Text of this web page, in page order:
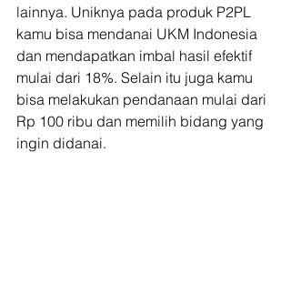
lainnya. Uniknya pada produk P2PL
kamu bisa mendanai UKM Indonesia
dan mendapatkan imbal hasil efektif
mulai dari 18%. Selain itu juga kamu
bisa melakukan pendanaan mulai dari
Rp 100 ribu dan memilih bidang yang
ingin didanai.